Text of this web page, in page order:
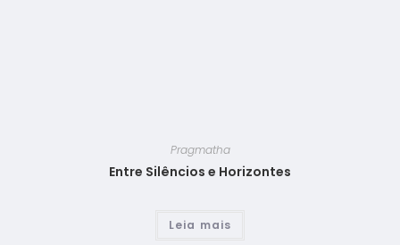
Pragmatha
Entre Silêncios e Horizontes
Leia mais